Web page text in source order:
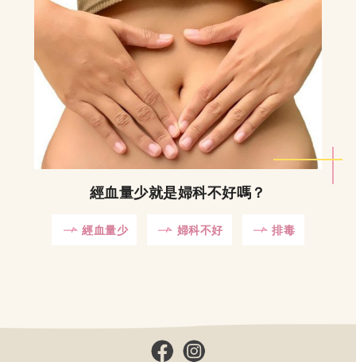
經血量少就是婦科不好嗎？
經血量少 婦科不好 排毒